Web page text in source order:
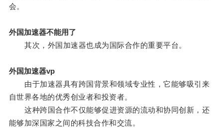
会。
外国加速器不能用了
其次，外国加速器也成为国际合作的重要平台。
外国加速器vp
由于加速器具有跨国背景和领域专业性，它能够吸引来
自世界各地的优秀创业者和投资者。
这种跨国合作不仅能够促进资源的流动和协同创新，还
能够加深国家之间的科技合作和交流。